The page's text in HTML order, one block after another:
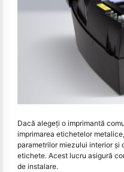
Dacă alegeți o imprimantă
imprimarea etichetelor
parametrilor miezului interior și
etichete. Acest lucru asigură
de instalare.